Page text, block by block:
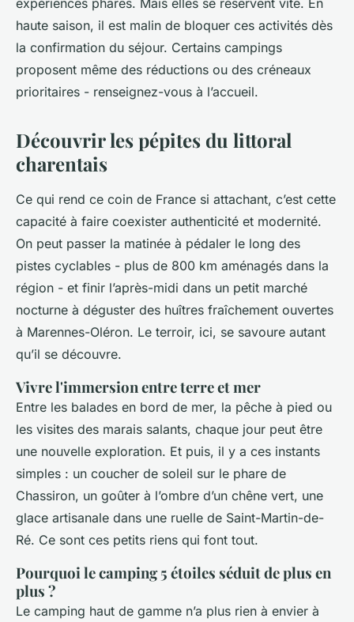
expériences phares. Mais elles se réservent vite. En
haute saison, il est malin de bloquer ces activités dès
la confirmation du séjour. Certains campings
proposent même des réductions ou des créneaux
prioritaires - renseignez-vous à l’accueil.
Découvrir les pépites du littoral
charentais
Ce qui rend ce coin de France si attachant, c’est cette
capacité à faire coexister authenticité et modernité.
On peut passer la matinée à pédaler le long des
pistes cyclables - plus de 800 km aménagés dans la
région - et finir l’après-midi dans un petit marché
nocturne à déguster des huîtres fraîchement ouvertes
à Marennes-Oléron. Le terroir, ici, se savoure autant
qu’il se découvre.
Vivre l'immersion entre terre et mer
Entre les balades en bord de mer, la pêche à pied ou
les visites des marais salants, chaque jour peut être
une nouvelle exploration. Et puis, il y a ces instants
simples : un coucher de soleil sur le phare de
Chassiron, un goûter à l’ombre d’un chêne vert, une
glace artisanale dans une ruelle de Saint-Martin-de-
Ré. Ce sont ces petits riens qui font tout.
Pourquoi le camping 5 étoiles séduit de plus en
plus ?
Le camping haut de gamme n’a plus rien à envier à